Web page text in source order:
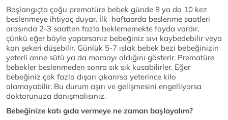
Başlangıçta çoğu prematüre bebek günde 8 ya da 10 kez
beslenmeye ihtiyaç duyar. İlk haftaarda beslenme saatleri
arasında 2-3 saatten fazla beklememekte fayda vardır,
çünkü eğer böyle yaparsanız bebeğiniz sıvı kaybedebilir veya
kan şekeri düşebilir. Günlük 5-7 ıslak bebek bezi bebeğinizin
yeterli anne sütü ya da mamayı aldığını gösterir. Prematüre
bebekler beslenmeden sonra sık sık kusabilirler. Eğer
bebeğiniz çok fazla dışarı çıkarırsa yeterince kilo
alamayabilir. Bu durum aşırı ve gelişmesini engelliyorsa
doktorunuza danışmalısınız.
Bebeğinize katı gıda vermeye ne zaman başlayalım?